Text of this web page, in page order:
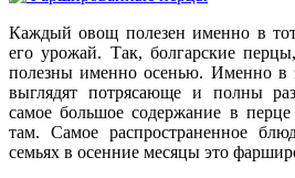
Каждый овощ полезен именно в тот
его урожай. Так, болгарские
полезны именно осенью. Именно в
выглядят потрясающе и полны
самое большое содержание в
там. Самое распространенное
семьях в осенние месяцы это